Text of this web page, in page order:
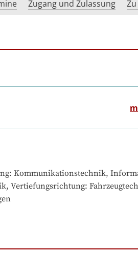
Zugang und Zulassung
Kommunikationstechnik,
Vertiefungsrichtung: